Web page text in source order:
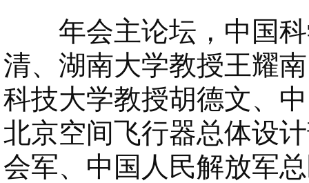
年会主论坛，中国科
清、湖南大学教授王耀
科技大学教授胡德文、
北京空间飞行器总体设
会军、中国人民解放军